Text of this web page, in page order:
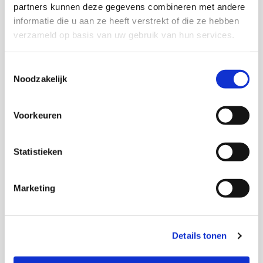
partners kunnen deze gegevens combineren met andere
informatie die u aan ze heeft verstrekt of die ze hebben
verzameld op basis van uw gebruik van hun services.
Noodzakelijk
Voorkeuren
Statistieken
Marketing
Details tonen
Onderzoekers
Katinka Lünnemann